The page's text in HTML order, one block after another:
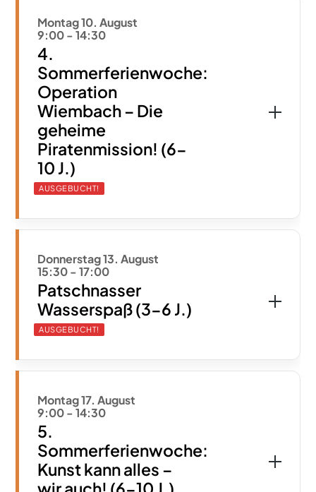
Montag 10. August
9:00-14:30
4.
Sommerferienwoche:
Operation
Wiembach – Die
geheime
Piratenmission! (6-
10 J.)
AUSGEBUCHT!
Donnerstag 13. August
15:30-17:00
Patschnasser
Wasserspaß (3-6 J.)
AUSGEBUCHT!
Montag 17. August
9:00-14:30
5.
Sommerferienwoche:
Kunst kann alles –